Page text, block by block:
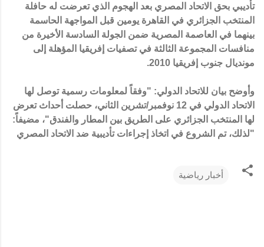
تأديبي بحق الاتحاد المصري بعد الهجوم الذي تعرضت له حافلة
المنتخب الجزائري في القاهرة يومين قبل المواجهة الحاسمة
بينهما في العاصمة المصرية ضمن الجولة السادسة الأخيرة من
منافسات المجموعة الثالثة في تصفيات إفريقيا المؤهلة إلى
مونديال جنوب إفريقيا 2010.
وأوضح بيان للاتحاد الدولي: "وفقاً لمعلومات رسمية توصل لها
الاتحاد الدولي في 12 نوفمبر/تشرين الثاني، حصلت أحداث تعرض
لها المنتخب الجزائري على الطريق بين المطار والفندق"، مضيفاً:
"لذلك، تم الشروع في اتخاذ إجراءات تأديبية ضد الاتحاد المصري
أخبار رياضية